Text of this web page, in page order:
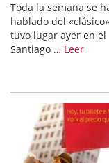
Toda la semana se
hablado del
tuvo lugar ayer en el
Santiago … Leer